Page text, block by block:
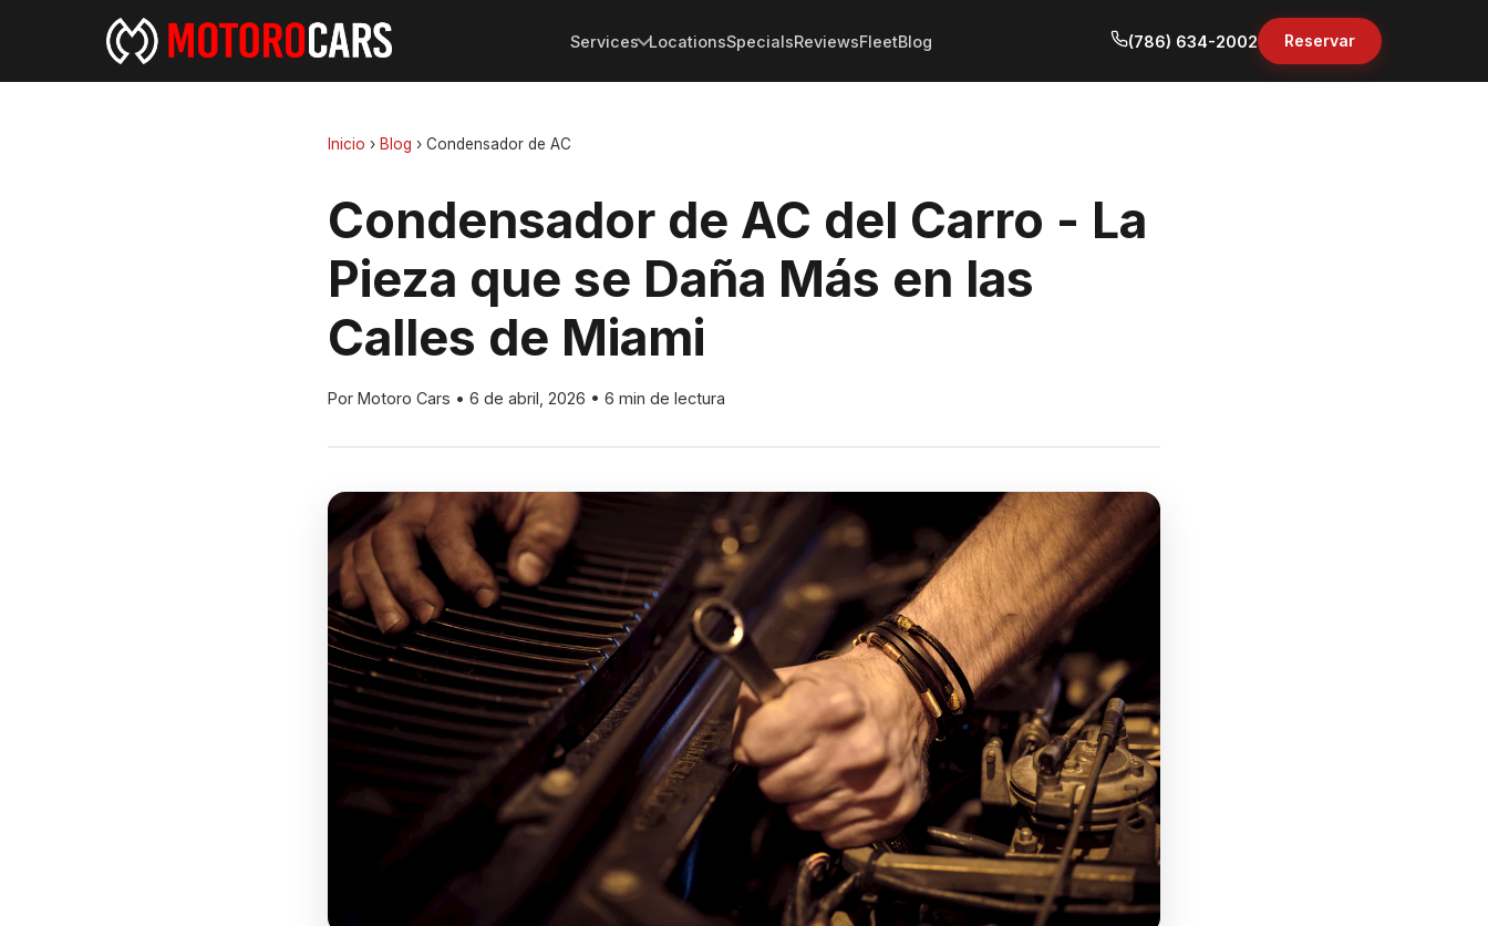
Services LocationsSpecialsReviewsFleetBlog (786) 634-2002 Reservar
Inicio › Blog › Condensador de AC
Condensador de AC del Carro - La
Pieza que se Daña Más en las
Calles de Miami
Por Motoro Cars • 6 de abril, 2026 • 6 min de lectura